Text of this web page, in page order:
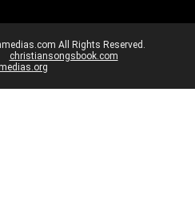
All Rights Reserved.
christiansongsbook.com